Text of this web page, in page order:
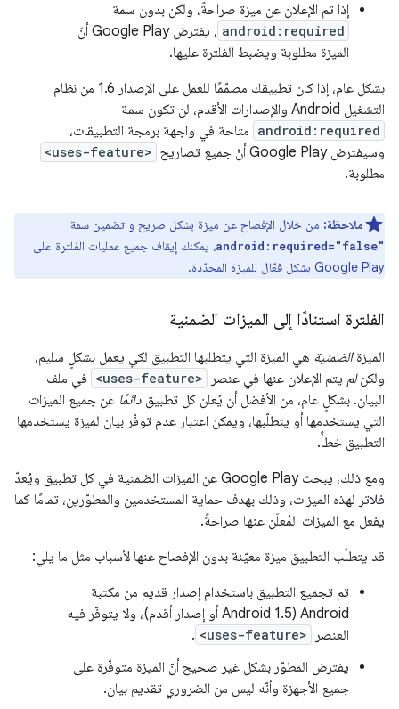
إذا تم الإعلان عن ميزة صراحةً، ولكن بدون سمة
android:required
، يفترض Google Play أنّ
الميزة مطلوبة ويضبط الفلترة عليها.
بشكل عام، إذا كان تطبيقك مصمّمًا للعمل على الإصدار 1.6 من نظام
التشغيل Android والإصدارات الأقدم، لن تكون سمة
android:required متاحة في واجهة برمجة التطبيقات،
وسيفترض Google Play أنّ جميع تصاريح
<uses-feature>
مطلوبة.
ملاحظة: من خلال الإفصاح عن ميزة بشكل صريح و تضمين سمة
android:required="false"، يمكنك إيقاف جميع عمليات الفلترة على
Google Play بشكل فعّال للميزة المحدّدة.
الفلترة استنادًا إلى الميزات الضمنية
الميزةالضمنية هي الميزة التي يتطلبها التطبيق لكي يعمل بشكلٍ سليم،
ولكنلم يتم الإعلان عنها في عنصر <uses-feature> في ملف
البيان. بشكلٍ عام، من الأفضل أن يُعلن كل تطبيق دائمًا عن جميع الميزات
التي يستخدمها أو يتطلّبها، ويمكن اعتبار عدم توفّر بيان لميزة يستخدمها
التطبيق خطأً.
ومع ذلك، يبحث Google Play عن الميزات الضمنية في كل تطبيق ويُعدّ
فلاتر لهذه الميزات، وذلك بهدف حماية المستخدمين والمطوّرين، تمامًا كما
يفعل مع الميزات المُعلَن عنها صراحةً.
قد يتطلّب التطبيق ميزة معيّنة بدون الإفصاح عنها لأسباب مثل ما يلي:
تم تجميع التطبيق باستخدام إصدار قديم من مكتبة
Android (Android 1.5 أو إصدار أقدم)، ولا يتوفّر فيه
العنصر
<uses-feature>
.
يفترض المطوّر بشكل غير صحيح أنّ الميزة متوفّرة على
جميع الأجهزة وأنّه ليس من الضروري تقديم بيان.